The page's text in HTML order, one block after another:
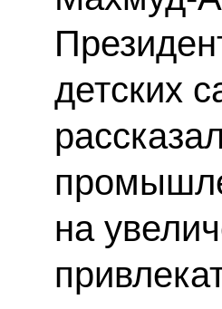
детских
на